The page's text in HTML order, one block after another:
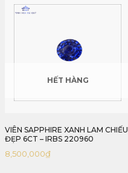
HẾT HÀNG
VIÊN SAPPHIRE XANH LAM CHIẾU
ĐẸP 6CT – IRBS 220960
8,500,000₫